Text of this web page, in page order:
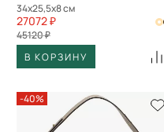
34x25,5x8 см
27072 ₽
45120 ₽
В КОРЗИНУ
-40%